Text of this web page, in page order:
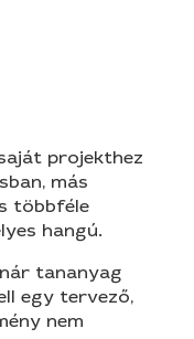
projekthez
más
többféle
hangú.
tananyag
egy tervező,
nem